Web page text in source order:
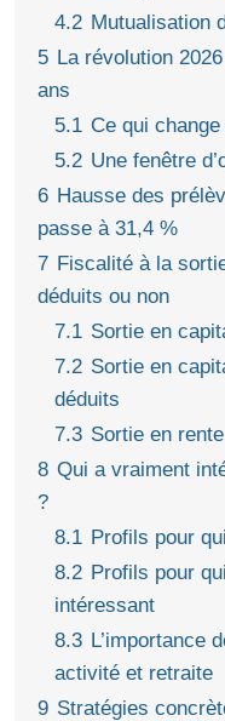
4.2 Mutualisation
5 La révolution
ans
5.1 Ce qui
5.2 Une fenêtre
6 Hausse des
passe à 31,4 %
7 Fiscalité à la
déduits ou non
7.1 Sortie en
7.2 Sortie en
déduits
7.3 Sortie en rente
8 Qui a vraiment
?
8.1 Profils pour
8.2 Profils pour
intéressant
8.3 L’importance
activité et retraite
9 Stratégies